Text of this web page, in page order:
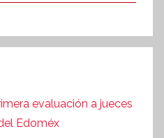
evaluación a jueces
Edoméx